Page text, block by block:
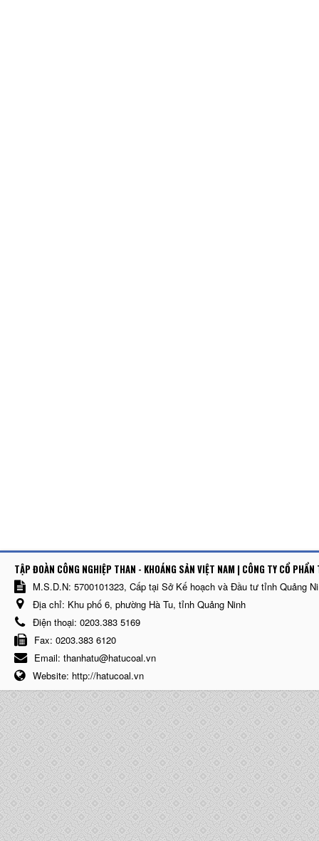
TẬP ĐOÀN CÔNG NGHIỆP THAN - KHOÁNG SẢN VIỆT NAM | CÔNG TY CỔ
M.S.D.N: 5700101323, Cấp tại Sở Kế hoạch và Đầu tư tỉnh Quảng
Địa chỉ: Khu phố 6, phường Hà Tu, tỉnh Quảng Ninh
Điện thoại: 0203.383 5169
Fax: 0203.383 6120
Email: thanhatu@hatucoal.vn
Website: http://hatucoal.vn